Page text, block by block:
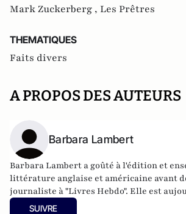
Mark Zuckerberg , Les Prêtres
THEMATIQUES
Faits divers
A PROPOS DES AUTEURS
Barbara Lambert
Barbara Lambert a goûté à l'édition et
littérature anglaise et américaine avant
journaliste à "Livres Hebdo". Elle est
responsable des rubriques société/idées
SUIVRE